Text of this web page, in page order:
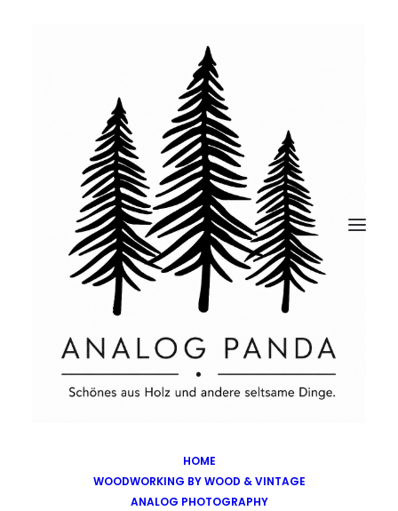
HOME
WOODWORKING BY WOOD & VINTAGE
ANALOG PHOTOGRAPHY